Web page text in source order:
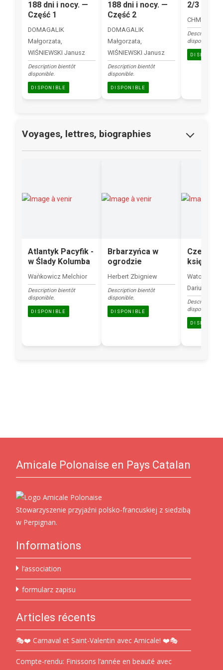
188 dni i nocy. —
Część 1
DOMAGALIK
Małgorzata,
WIŚNIEWSKI Janusz
Description bientôt
disponible.
DISPONIBLE
188 dni i nocy. —
Część 2
DOMAGALIK
Małgorzata,
WIŚNIEWSKI Janusz
Description bientôt
disponible.
DISPONIBLE
2/3
Description
disponible.
Voyages, lettres, biographies
Atlantyk Pacyfik -
w Ślady Kolumba
Waǹkowicz Melchior
Description bientôt
disponible.
DISPONIBLE
Brbarzyńca w
ogrodzie
Herbert Zbigniew
Description bientôt
disponible.
DISPONIBLE
Watoła
Dariusz
Description
disponible.
Amicale Polonaise en Pays Catalan
Stowarzyszenie przyjaźni polsko-francuskiej z siedzibą
w Perpignan.
Informations
l’association
formularz zapisu
Articles récents
🎭❤️ Carnaval et Saint-Valentin avec Amicale! ❤️🎭
Compte-rendu: Finissons l’année en beauté avec